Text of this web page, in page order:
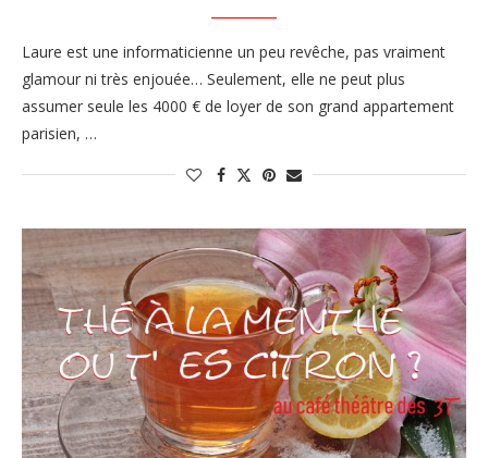
Laure est une informaticienne un peu revêche, pas vraiment
glamour ni très enjouée… Seulement, elle ne peut plus
assumer seule les 4000 € de loyer de son grand appartement
parisien, …